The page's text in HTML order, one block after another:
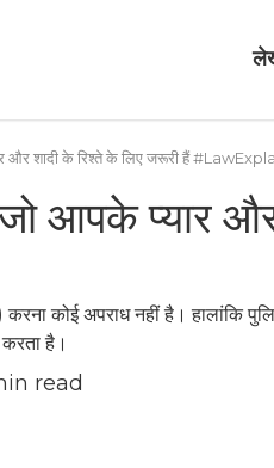
और शादी के रिश्ते के लिए जरूरी हैं
आपके प्यार
कोई अपराध नहीं है। हालांकि
है।
read